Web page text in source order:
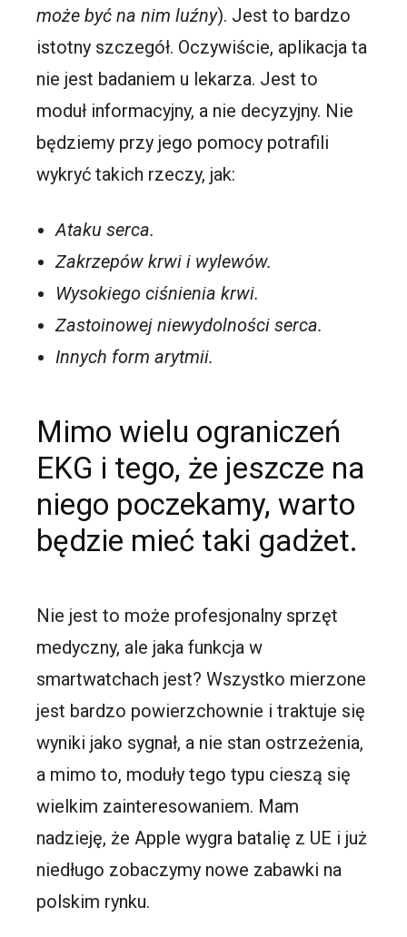
może być na nim luźny). Jest to bardzo
istotny szczegół. Oczywiście, aplikacja ta
nie jest badaniem u lekarza. Jest to
moduł informacyjny, a nie decyzyjny. Nie
będziemy przy jego pomocy potrafili
wykryć takich rzeczy, jak:
Ataku serca.
Zakrzepów krwi i wylewów.
Wysokiego ciśnienia krwi.
Zastoinowej niewydolności serca.
Innych form arytmii.
Mimo wielu ograniczeń
EKG i tego, że jeszcze na
niego poczekamy, warto
będzie mieć taki gadżet.
Nie jest to może profesjonalny sprzęt
medyczny, ale jaka funkcja w
smartwatchach jest? Wszystko mierzone
jest bardzo powierzchownie i traktuje się
wyniki jako sygnał, a nie stan ostrzeżenia,
a mimo to, moduły tego typu cieszą się
wielkim zainteresowaniem. Mam
nadzieję, że Apple wygra batalię z UE i już
niedługo zobaczymy nowe zabawki na
polskim rynku.